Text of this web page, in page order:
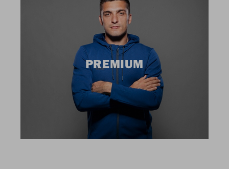
PREMIUM